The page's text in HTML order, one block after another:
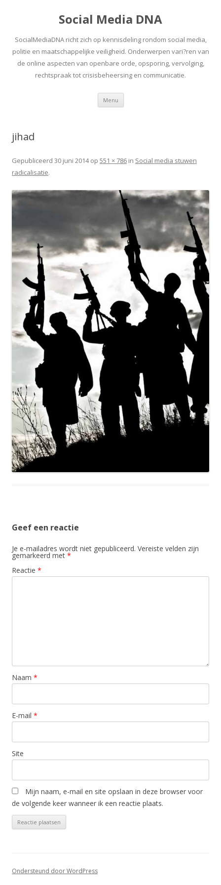
Social Media DNA
SocialMediaDNA richt zich op kennisdeling rondom social media,
politie en maatschappelijke veiligheid. Onderwerpen vari?ren van
de online aspecten van openbare orde, opsporing, vervolging,
rechtspraak tot crisisbeheersing en communicatie.
Menu Spring
inhoud
jihad
Gepubliceerd 30 juni 2014op 551 × 786 in Social media stuwen
radicalisatie.
Geef een reactie
Je e-mailadres wordt niet gepubliceerd. Vereiste velden zijn
gemarkeerd met *
Reactie *
Naam *
E-mail *
Site
Mijn naam, e-mail en site opslaan in deze browser voor
de volgende keer wanneer ik een reactie plaats.
Ondersteund door WordPress